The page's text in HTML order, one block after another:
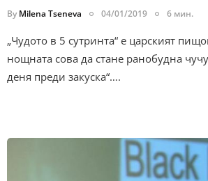
By Milena Tseneva 04/01/2019 6 мин.
„Чудото в 5 сутринта“ е царският
нощната сова да стане ранобудна
деня преди закуска“….